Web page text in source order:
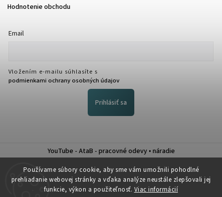
Používame súbory cookie, aby sme vám umožnili pohodlné
prehliadanie webovej stránky a vďaka analýze neustále zlepšovali jej
funkcie, výkon a použiteľnosť. Viac informácií
Hodnotenie obchodu
Email
Vložením e-mailu súhlasíte s
podmienkami ochrany osobných údajov
Prihlásiť sa
YouTube - AtaB - pracovné odevy • náradie
Nákup na splátky QUATRO